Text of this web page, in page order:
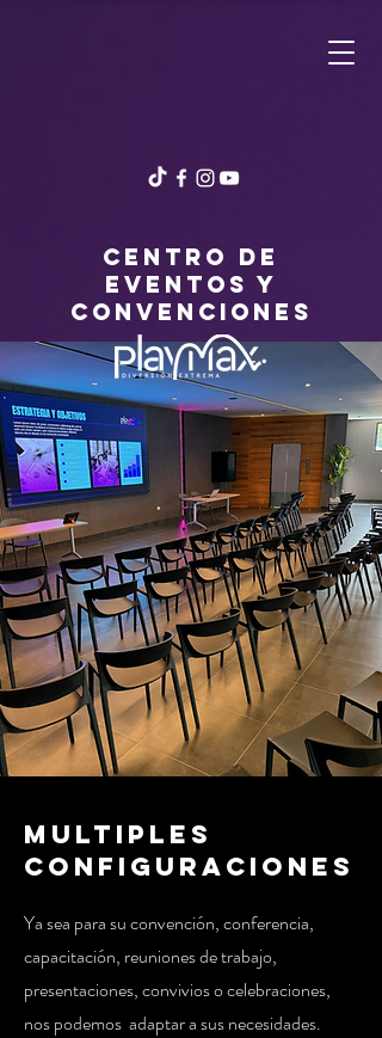
centro de
eventos y
convenciones
MULTIPLES
CONFIGURACIONES
Ya sea para su convención, conferencia,
capacitación, reuniones de trabajo,
presentaciones, convivios o celebraciones,
nos podemos adaptar a sus necesidades.